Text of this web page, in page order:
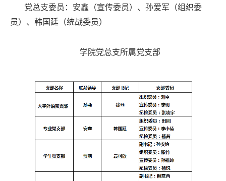
党总支委员：安鑫（宣传委员）、孙爱军（组织委
员）、韩国廷（统战委员）
学院党总支所属党支部